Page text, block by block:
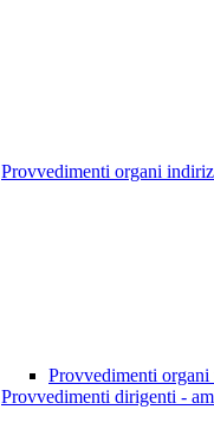
Provvedimenti organi
Provvedimenti
Provvedimenti dirigenti -